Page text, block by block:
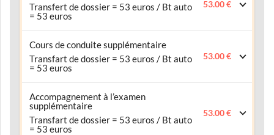
Transfert de dossier = 53 euros / Bt auto
= 53 euros
53.00 €
Cours de conduite supplémentaire
Transfart de dossier = 53 euros / Bt auto
= 53 euros
53.00 €
Accompagnement à l’examen
supplémentaire
Transfart de dossier = 53 euros / Bt auto
= 53 euros
53.00 €